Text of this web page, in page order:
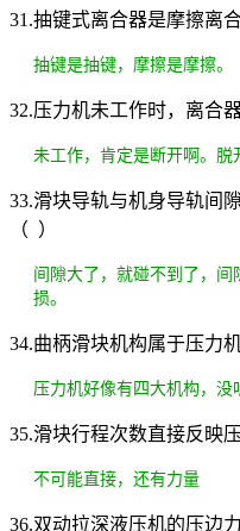
31.抽键式离合器是摩擦离
抽键是抽键，摩擦是摩擦。
32.压力机未工作时，离合
未工作，肯定是断开啊。脱
33.滑块导轨与机身导轨间
（ ）
间隙大了，就碰不到了，
损。
34.曲柄滑块机构属于压力
压力机好像有四大机构，没
35.滑块行程次数直接反映
不可能直接，还有力量
36.双动拉深液压机的压边